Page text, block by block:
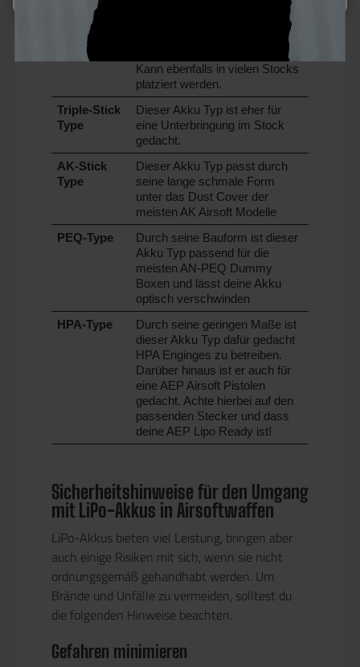
Double-
Stick Type
Airsoft-Waffen platziert werden.
Kann ebenfalls in vielen Stocks
platziert werden.
Triple-Stick
Type
Dieser Akku Typ ist eher für
eine Unterbringung im Stock
gedacht.
AK-Stick
Type
Dieser Akku Typ passt durch
seine lange schmale Form
unter das Dust Cover der
meisten AK Airsoft Modelle
PEQ-Type
Durch seine Bauform ist dieser
Akku Typ passend für die
meisten AN-PEQ Dummy
Boxen und lässt deine Akku
optisch verschwinden
HPA-Type
Durch seine geringen Maße ist
dieser Akku Typ dafür gedacht
HPA Enginges zu betreiben.
Darüber hinaus ist er auch für
eine AEP Airsoft Pistolen
gedacht. Achte hierbei auf den
passenden Stecker und dass
deine AEP Lipo Ready ist!
Sicherheitshinweise für den Umgang
mit LiPo-Akkus in Airsoftwaffen
LiPo-Akkus bieten viel Leistung, bringen aber
auch einige Risiken mit sich, wenn sie nicht
ordnungsgemäß gehandhabt werden. Um
Brände und Unfälle zu vermeiden, solltest du
die folgenden Hinweise beachten.
Gefahren minimieren